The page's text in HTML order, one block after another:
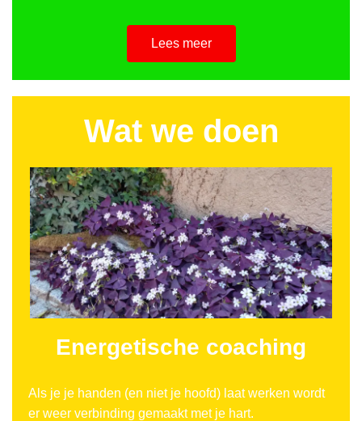
Lees meer
Wat we doen
Energetische coaching
Als je je handen (en niet je hoofd) laat werken wordt
er weer verbinding gemaakt met je hart.